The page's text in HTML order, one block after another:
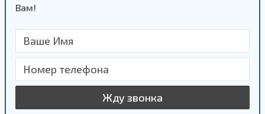
Вам!
Жду звонка